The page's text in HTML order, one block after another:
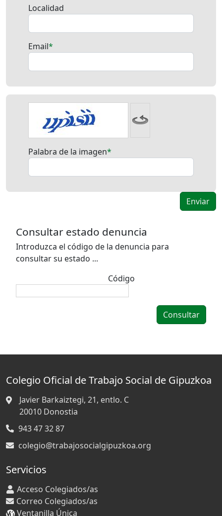
Localidad
Email
Palabra de la imagen
Consultar estado denuncia
Introduzca el código de la denuncia para
consultar su estado ...
Código
Colegio Oficial de Trabajo Social de Gipuzkoa
Javier Barkaiztegi, 21, entlo. C
20010 Donostia
943 47 32 87
colegio@trabajosocialgipuzkoa.org
Servicios
Acceso Colegiados/as
Correo Colegiados/as
Ventanilla Única